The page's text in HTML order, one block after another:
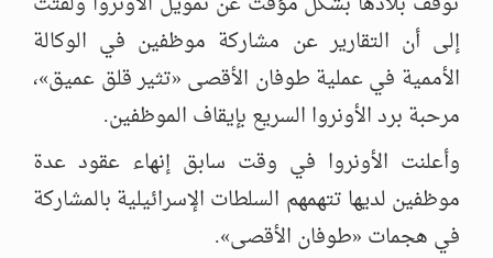
إلى أن التقارير عن مشاركة موظفين في الوكالة
الأممية في عملية طوفان الأقصى «تثير قلق عميق»،
مرحبة برد الأونروا السريع بإيقاف الموظفين.
وأعلنت الأونروا في وقت سابق إنهاء عقود عدة
موظفين لديها تتهمهم السلطات الإسرائيلية بالمشاركة
في هجمات «طوفان الأقصى».